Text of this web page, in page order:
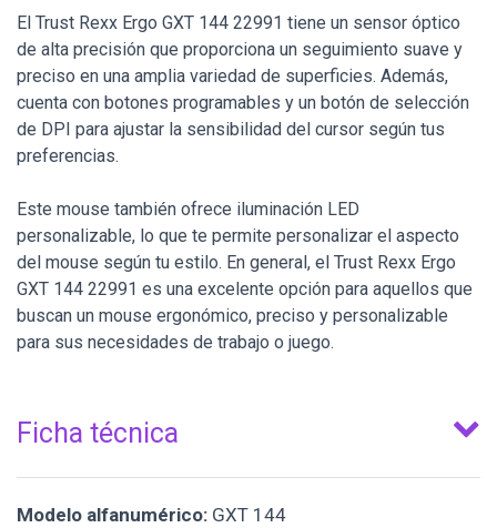
El Trust Rexx Ergo GXT 144 22991 tiene un sensor óptico
de alta precisión que proporciona un seguimiento suave y
preciso en una amplia variedad de superficies. Además,
cuenta con botones programables y un botón de selección
de DPI para ajustar la sensibilidad del cursor según tus
preferencias.
Este mouse también ofrece iluminación LED
personalizable, lo que te permite personalizar el aspecto
del mouse según tu estilo. En general, el Trust Rexx Ergo
GXT 144 22991 es una excelente opción para aquellos que
buscan un mouse ergonómico, preciso y personalizable
para sus necesidades de trabajo o juego.
Ficha técnica
Modelo alfanumérico: GXT 144